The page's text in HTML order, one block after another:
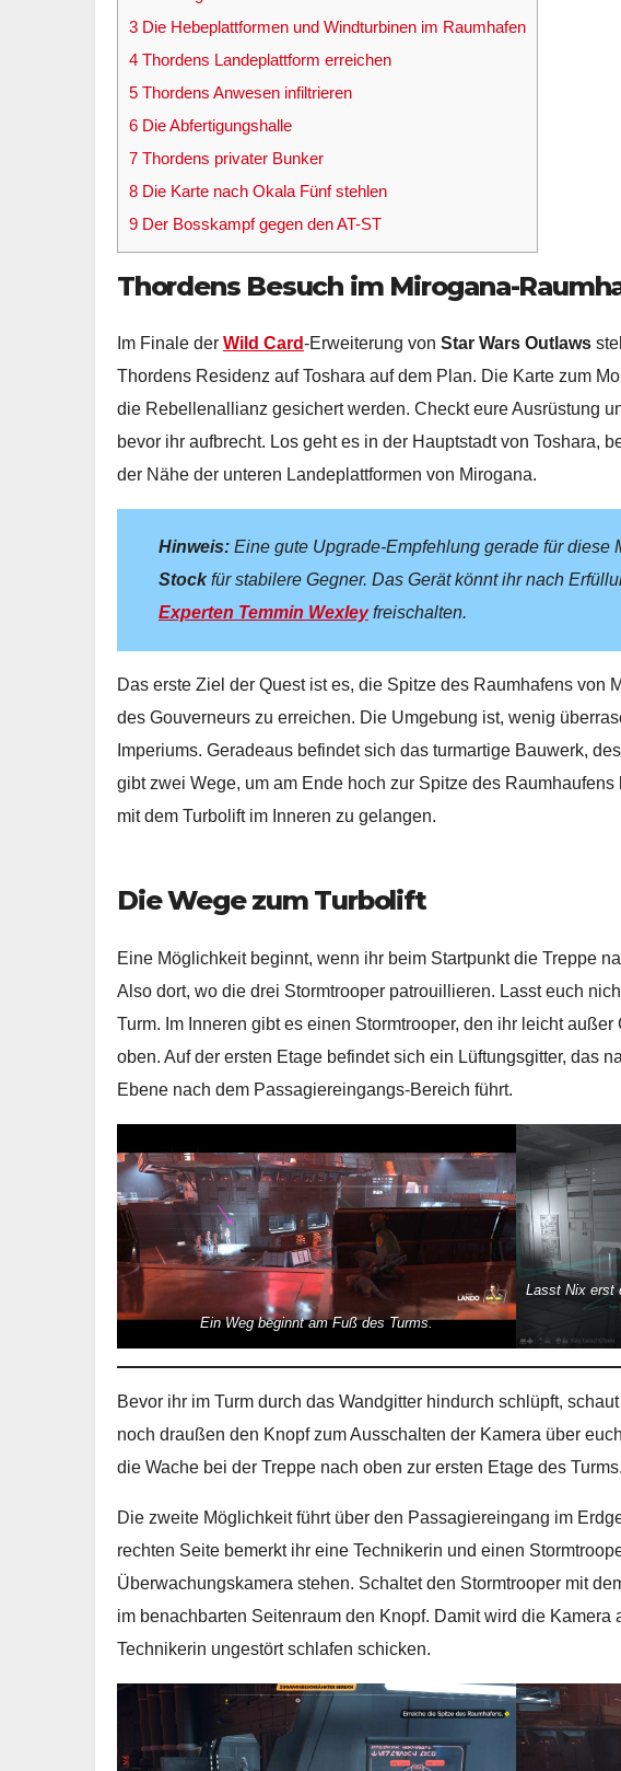
3 Die Hebeplattformen und Windturbinen im Raumhafen
4 Thordens Landeplattform erreichen
5 Thordens Anwesen infiltrieren
6 Die Abfertigungshalle
7 Thordens privater Bunker
8 Die Karte nach Okala Fünf stehlen
9 Der Bosskampf gegen den AT-ST
Thordens Besuch im Mirogana-
Im Finale der Wild Card-Erweiterung von Star Wars Outlaws
Thordens Residenz auf Toshara auf dem Plan. Die Karte zum
die Rebellenallianz gesichert werden. Checkt eure Ausrüstung
bevor ihr aufbrecht. Los geht es in der Hauptstadt von Toshara,
der Nähe der unteren Landeplattformen von Mirogana.
Hinweis: Eine gute Upgrade-Empfehlung gerade für diese
Stockfür stabilere Gegner. Das Gerät könnt ihr nach
Experten Temmin Wexleyfreischalten.
Das erste Ziel der Quest ist es, die Spitze des Raumhafens von
des Gouverneurs zu erreichen. Die Umgebung ist, wenig
Imperiums. Geradeaus befindet sich das turmartige Bauwerk,
gibt zwei Wege, um am Ende hoch zur Spitze des
mit dem Turbolift im Inneren zu gelangen.
Die Wege zum Turbolift
Eine Möglichkeit beginnt, wenn ihr beim Startpunkt die Treppe
Also dort, wo die drei Stormtrooper patrouillieren. Lasst euch
Turm. Im Inneren gibt es einen Stormtrooper, den ihr leicht
oben. Auf der ersten Etage befindet sich ein Lüftungsgitter, das
Ebene nach dem Passagiereingangs-Bereich führt.
Ein Weg beginnt am Fuß des Turms.
Lasst Nix erst
Bevor ihr im Turm durch das Wandgitter hindurch schlüpft,
noch draußen den Knopf zum Ausschalten der Kamera über
die Wache bei der Treppe nach oben zur ersten Etage des Turms.
Die zweite Möglichkeit führt über den Passagiereingang im
rechten Seite bemerkt ihr eine Technikerin und einen
Überwachungskamera stehen. Schaltet den Stormtrooper mit
im benachbarten Seitenraum den Knopf. Damit wird die
Technikerin ungestört schlafen schicken.